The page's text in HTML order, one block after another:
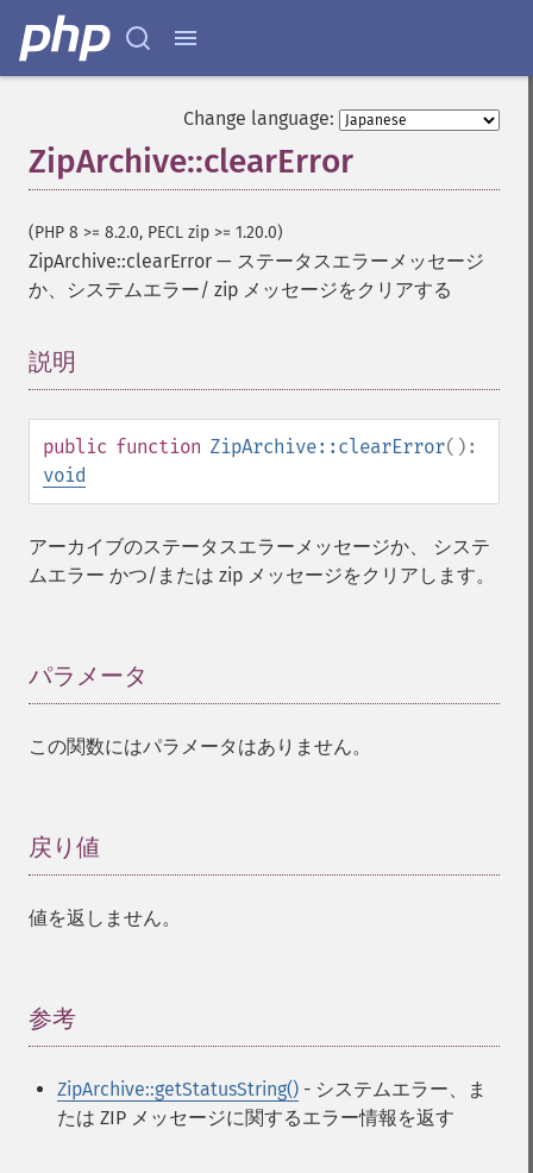
Change language:
ZipArchive::clearError
(PHP 8 >= 8.2.0, PECL zip >= 1.20.0)
ZipArchive::clearError — ステータスエラーメッセージ
か、システムエラー/ zip メッセージをクリアする
説明
public function ZipArchive::clearError():
void
アーカイブのステータスエラーメッセージか、 システ
ムエラー かつ/または zip メッセージをクリアします。
パラメータ
この関数にはパラメータはありません。
戻り値
値を返しません。
参考
ZipArchive::getStatusString() - システムエラー、ま
たは ZIP メッセージに関するエラー情報を返す